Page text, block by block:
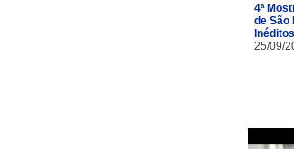
4ª
de São
25/09/